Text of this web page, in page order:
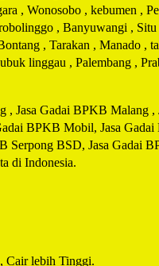
, Wonosobo , kebumen ,
, Banyuwangi ,
, Tarakan , Manado ,
linggau , Palembang ,
Jasa Gadai BPKB Malang ,
BPKB Mobil, Jasa
BSD, Jasa Gadai
di Indonesia.
Cair lebih Tinggi.